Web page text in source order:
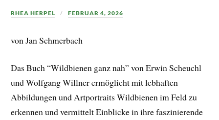
RHEA HERPEL FEBRUAR 4, 2026
von Jan Schmerbach
Das Buch “Wildbienen ganz nah” von Erwin Scheuchl
und Wolfgang Willner ermöglicht mit lebhaften
Abbildungen und Artportraits Wildbienen im Feld zu
erkennen und vermittelt Einblicke in ihre faszinierende